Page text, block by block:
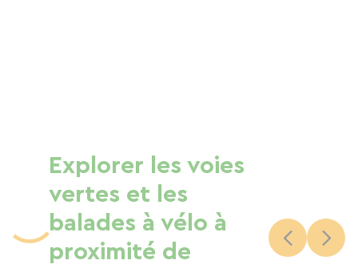
Explorer les voies
vertes et les
balades à vélo à
proximité de